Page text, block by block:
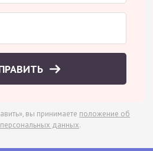
вы принимаете положение об
данных.